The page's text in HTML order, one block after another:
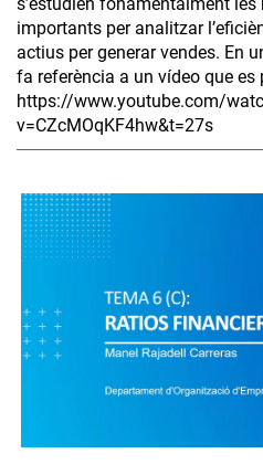
importants per analitzar
actius per generar vendes. En
fa referència a un vídeo que es
https://www.youtube.com/
v=CZcMOqKF4hw&t=27s